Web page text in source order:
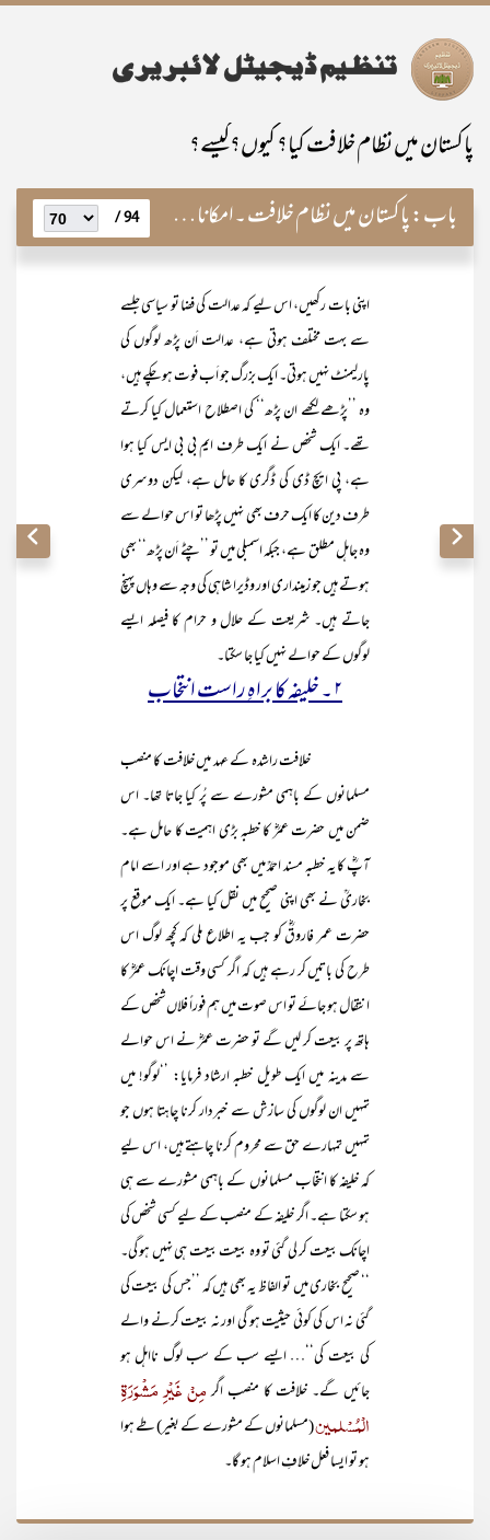
پاکستان میں نظام خلافت کیا؟ کیوں؟کیسے؟
باب:پاکستان میں نظام خلافت ۔امکانات، خدوخال اور قیام کا طریق کار 94 /
اپنی بات رکھیں، اس لیے کہ عدالت کی فضا تو سیاسی جلسے
سے بہت مختلف ہوتی ہے، عدالت اَن پڑھ لوگوں کی
پارلیمنٹ نہیں ہوتی۔ ایک بزرگ جو اَب فوت ہو چکے ہیں،
وہ ’’پڑھے لکھے ان پڑھ‘‘ کی اصطلاح استعمال کیا کرتے
تھے۔ ایک شخص نے ایک طرف ایم بی بی ایس کیا ہوا
ہے، پی ایچ ڈی کی ڈگری کا حامل ہے، لیکن دوسری
طرف دین کا ایک حرف بھی نہیں پڑھا تو اس حوالے سے
وہ جاہل مطلق ہے، جبکہ اسمبلی میں تو ’’چٹے اَن پڑھ‘‘ بھی
ہوتے ہیں جو زمینداری اور وڈیرا شاہی کی وجہ سے وہاں پہنچ
جاتے ہیں۔ شریعت کے حلال و حرام کا فیصلہ ایسے
لوگوں کے حوالے نہیں کیا جا سکتا۔
۲ ۔ خلیفہ کا براہِ راست انتخاب
خلافت راشدہ کے عہد میں خلافت کا منصب
مسلمانوں کے باہمی مشورے سے پُر کیا جاتا تھا۔ اس
ضمن میں حضرت عمرؓ کا خطبہ بڑی اہمیت کا حامل ہے۔
آپؓ کا یہ خطبہ مسند احمدؒ میں بھی موجود ہے اور اسے امام
بخاریؒ نے بھی اپنی صحیح میں نقل کیا ہے۔ ایک موقع پر
حضرت عمر فاروقؓ کو جب یہ اطلاع ملی کہ کچھ لوگ اس
طرح کی باتیں کر رہے ہیں کہ اگر کسی وقت اچانک عمرؓ کا
انتقال ہو جائے تو اس صوت میں ہم فوراً فلاں شخص کے
ہاتھ پر بیعت کر لیں گے تو حضرت عمرؓ نے اس حوالے
سے مدینہ میں ایک طویل خطبہ ارشاد فرمایا: ’‘لوگو! میں
تمہیں ان لوگوں کی سازش سے خبردار کرنا چاہتا ہوں جو
تمہیں تمہارے حق سے محروم کرنا چاہتے ہیں، اس لیے
کہ خلیفہ کا انتخاب مسلمانوں کے باہمی مشورے سے ہی
ہو سکتا ہے۔ اگر خلیفہ کے منصب کے لیے کسی شخص کی
اچانک بیعت کر لی گئی تو وہ بیعت بیعت ہی نہیں ہو گی۔
‘‘ صحیح بخاری میں تو الفاظ یہ بھی ہیں کہ ’’جس کی بیعت کی
گئی نہ اس کی کوئی حیثیت ہو گی اور نہ بیعت کرنے والے
کی بیعت کی‘‘… ایسے سب کے سب لوگ نااہل ہو
جائیں گے۔ خلافت کا منصب اگرمِنْ غَیْرِ مَشْوَرَۃِ
الْمُسْلمین(مسلمانوں کے مشورے کے بغیر) طے ہوا
ہو تو ایسا فعل خلافِ اسلام ہو گا۔